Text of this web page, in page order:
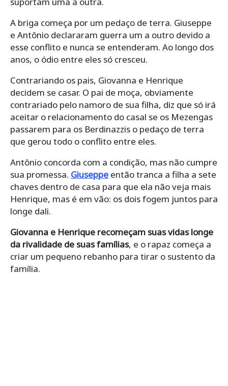
A briga começa por um pedaço de terra. Giuseppe
e Antônio declararam guerra um a outro devido a
esse conflito e nunca se entenderam. Ao longo dos
anos, o ódio entre eles só cresceu.
Contrariando os pais, Giovanna e Henrique
decidem se casar. O pai de moça, obviamente
contrariado pelo namoro de sua filha, diz que só irá
aceitar o relacionamento do casal se os Mezengas
passarem para os Berdinazzis o pedaço de terra
que gerou todo o conflito entre eles.
Antônio concorda com a condição, mas não cumpre
sua promessa. Giuseppe então tranca a filha a sete
chaves dentro de casa para que ela não veja mais
Henrique, mas é em vão: os dois fogem juntos para
longe dali.
Giovanna e Henrique recomeçam suas vidas longe
da rivalidade de suas famílias, e o rapaz começa a
criar um pequeno rebanho para tirar o sustento da
família.